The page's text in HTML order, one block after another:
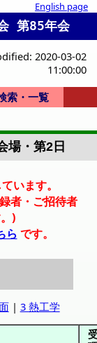
English page
第85年会
2020-03-02
11:00:00
索・一覧
場・第2日
います。
者・ご招待者
)
ら です。
| 3 熱工学